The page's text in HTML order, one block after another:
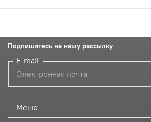
Меню
Подпишитесь на нашу рассылку
E-mail